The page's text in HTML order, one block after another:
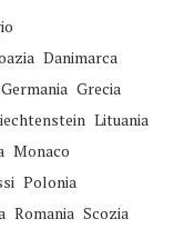
Danimarca
Germania Grecia
Lituania
Monaco
Polonia
Romania Scozia